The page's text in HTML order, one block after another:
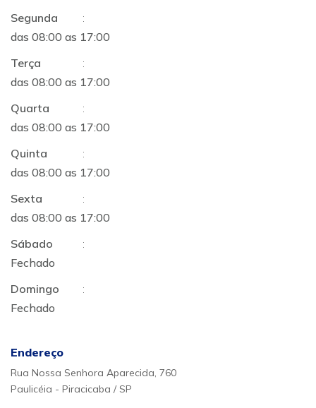
Segunda
:
das 08:00 as 17:00
Terça
:
das 08:00 as 17:00
Quarta
:
das 08:00 as 17:00
Quinta
:
das 08:00 as 17:00
Sexta
:
das 08:00 as 17:00
Sábado
:
Fechado
Domingo
:
Fechado
Endereço
Rua Nossa Senhora Aparecida, 760
Paulicéia - Piracicaba / SP